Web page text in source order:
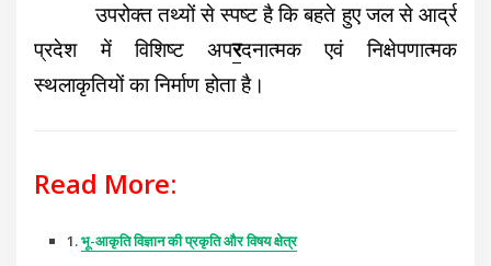
उपरोक्त तथ्यों से स्पष्ट है कि बहते हुए जल से आर्द्र
प्रदेश में विशिष्ट अपरदनात्मक एवं निक्षेपणात्मक
स्थलाकृतियों का निर्माण होता है।
Read More:
1.भू-आकृति विज्ञान की प्रकृति और विषय क्षेत्र